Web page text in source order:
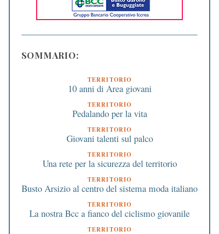
SOMMARIO:
TERRITORIO
10 anni di Area giovani
TERRITORIO
Pedalando per la vita
TERRITORIO
Giovani talenti sul palco
TERRITORIO
Una rete per la sicurezza del territorio
TERRITORIO
Busto Arsizio al centro del sistema moda italiano
TERRITORIO
La nostra Bcc a fianco del ciclismo giovanile
TERRITORIO